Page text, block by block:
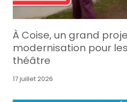
À Coise, un grand
modernisation pour
théâtre
17 juillet 2026